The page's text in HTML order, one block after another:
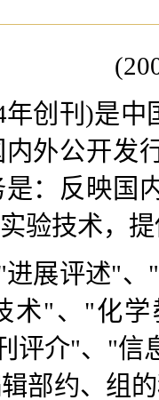
年创刊)是
外公开发
：反映国
验技术，
展评述"
术"、"化
评介"、"信
部约、组